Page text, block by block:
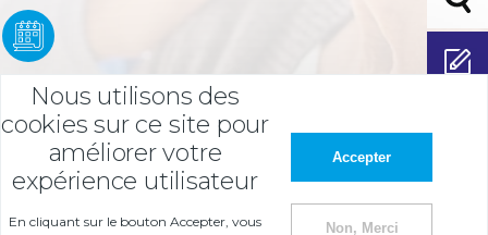
adhére
Mentions légales
Politique de protection des données
Nous utilisons des
cookies sur ce site pour
améliorer votre
expérience utilisateur
En cliquant sur le bouton Accepter, vous
Accepter
Non, Merci